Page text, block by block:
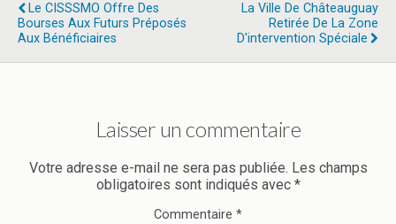
Le CISSSMO Offre Des
Bourses Aux Futurs Préposés
Aux Bénéficiaires
La Ville De Châteauguay
Retirée De La Zone
D'intervention Spéciale
Laisser un commentaire
Votre adresse e-mail ne sera pas publiée. Les champs
obligatoires sont indiqués avec *
Commentaire *